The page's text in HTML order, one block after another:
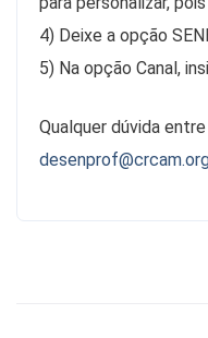
4) Deixe a opção
5) Na opção Canal,
Qualquer dúvida